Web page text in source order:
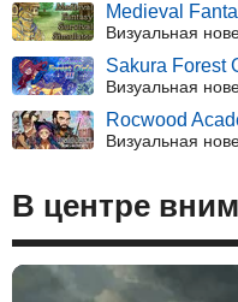
Medieval
Визуальная
Sakura Forest
Визуальная
Rocwood
Визуальная
В центре